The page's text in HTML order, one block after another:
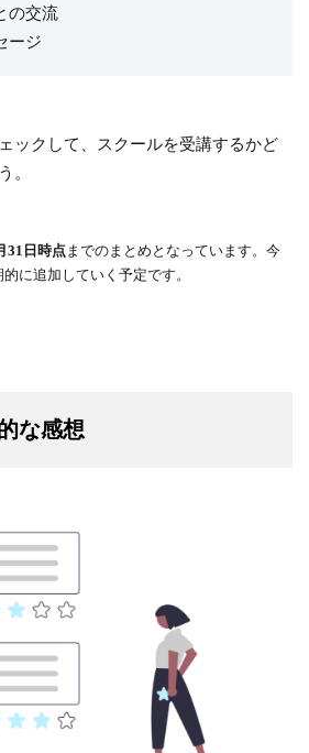
の交流
ージ
ックして、スクールを受講するかど
。
31日時点までのまとめとなっています。今
に追加していく予定です。
な感想